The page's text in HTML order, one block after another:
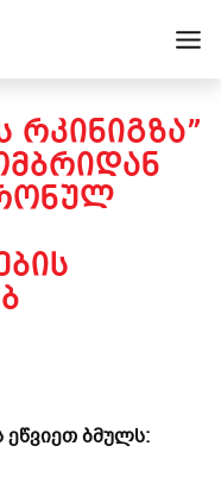
ᲠᲙᲘᲜᲘᲒᲖᲐ”
ბმულს: